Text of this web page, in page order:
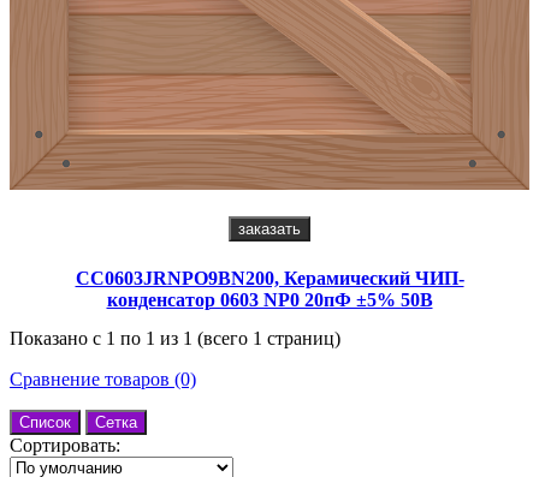
заказать
CC0603JRNPO9BN200, Керамический ЧИП-
конденсатор 0603 NP0 20пФ ±5% 50В
Показано с 1 по 1 из 1 (всего 1 страниц)
Сравнение товаров (0)
Список Сетка
Сортировать: